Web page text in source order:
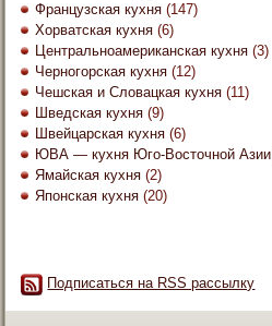
Французская кухня (147)
Хорватская кухня (6)
Центральноамериканская кухня (3)
Черногорская кухня (12)
Чешская и Словацкая кухня (11)
Шведская кухня (9)
Швейцарская кухня (6)
ЮВА — кухня Юго-Восточной Азии
Ямайская кухня (2)
Японская кухня (20)
Подписаться на RSS рассылку